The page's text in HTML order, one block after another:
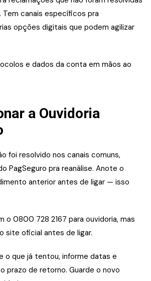
Tem canais específicos pra
opções digitais que podem agilizar
e dados da conta em mãos ao
a Ouvidoria
foi resolvido nos canais comuns,
PagSeguro pra reanálise. Anote o
anterior antes de ligar — isso
o 0800 728 2167 para ouvidoria, mas
site oficial antes de ligar.
o que já tentou, informe datas e
prazo de retorno. Guarde o novo